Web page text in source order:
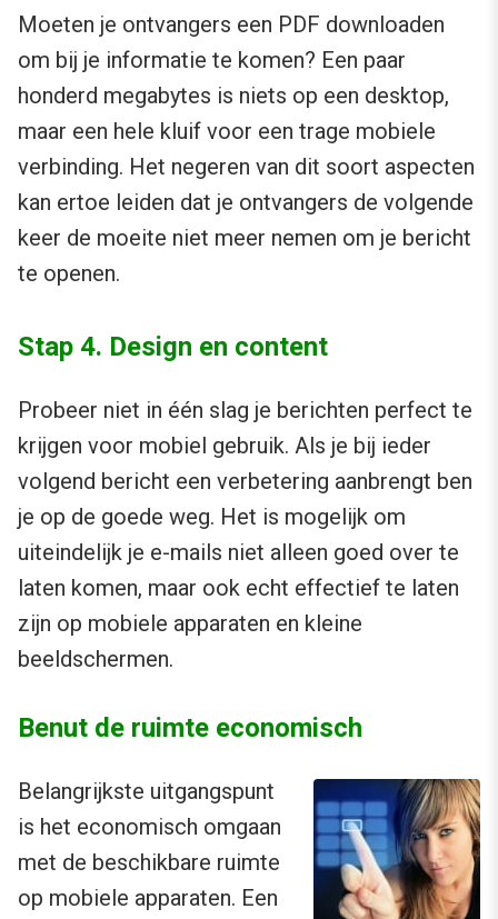
Moeten je ontvangers een PDF downloaden
om bij je informatie te komen? Een paar
honderd megabytes is niets op een desktop,
maar een hele kluif voor een trage mobiele
verbinding. Het negeren van dit soort aspecten
kan ertoe leiden dat je ontvangers de volgende
keer de moeite niet meer nemen om je bericht
te openen.
Stap 4. Design en content
Probeer niet in één slag je berichten perfect te
krijgen voor mobiel gebruik. Als je bij ieder
volgend bericht een verbetering aanbrengt ben
je op de goede weg. Het is mogelijk om
uiteindelijk je e-mails niet alleen goed over te
laten komen, maar ook echt effectief te laten
zijn op mobiele apparaten en kleine
beeldschermen.
Benut de ruimte economisch
Belangrijkste uitgangspunt
is het economisch omgaan
met de beschikbare ruimte
op mobiele apparaten. Een